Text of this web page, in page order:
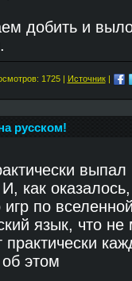
добить и
1725 | Источник|
русском!
выпал
как
по
язык, что
практически
этом